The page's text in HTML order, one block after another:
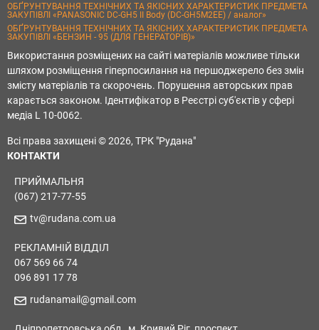
ОБҐРУНТУВАННЯ ТЕХНІЧНИХ ТА ЯКІСНИХ ХАРАКТЕРИСТИК ПРЕДМЕТА
ЗАКУПІВЛІ «PANASONIC DC-GH5 II Body (DC-GH5M2EE) / аналог»
ОБҐРУНТУВАННЯ ТЕХНІЧНИХ ТА ЯКІСНИХ ХАРАКТЕРИСТИК ПРЕДМЕТА
ЗАКУПІВЛІ «БЕНЗИН - 95 (ДЛЯ ГЕНЕРАТОРІВ)»
Використання розміщених на сайті матеріалів можливе тільки
шляхом розміщення гіперпосилання на першоджерело без змін
змісту матеріалів та скорочень. Порушення авторських прав
карається законом. Ідентифікатор в Реєстрі суб'єктів у сфері
медіа L 10-0062.
Всі права захищені © 2026, ТРК "Рудана"
КОНТАКТИ
ПРИЙМАЛЬНЯ
(067) 217-77-55
tv@rudana.com.ua
РЕКЛАМНІЙ ВІДДІЛ
067 569 66 74
096 891 17 78
rudanamail@gmail.com